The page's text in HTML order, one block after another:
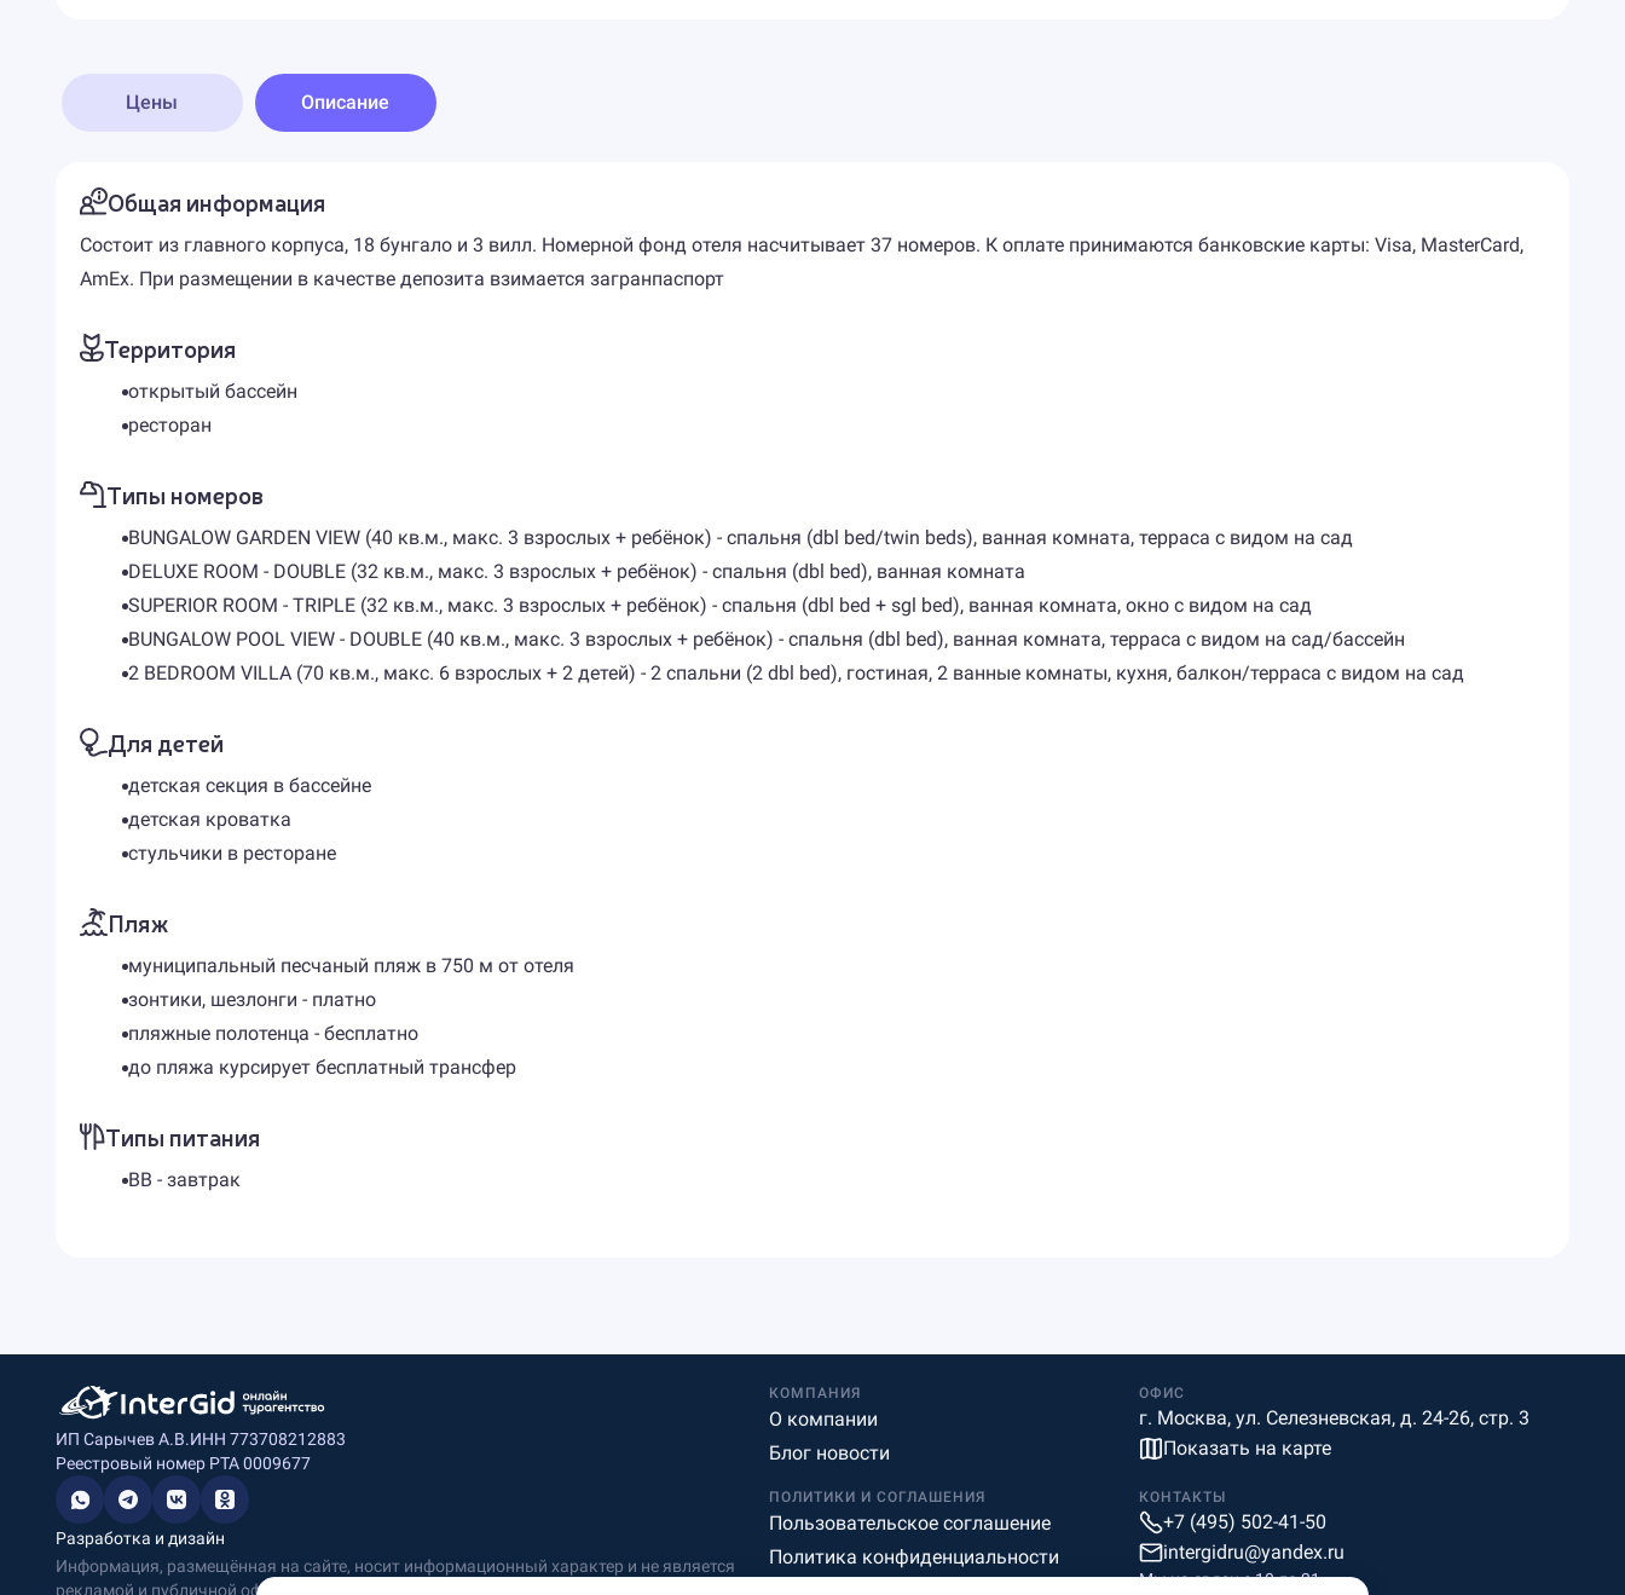
Цены Описание
Общая информация
Состоит из главного корпуса, 18 бунгало и 3 вилл. Номерной фонд отеля насчитывает 37 номеров. К оплате принимаются банковские карты: Visa, MasterCard,
AmEx. При размещении в качестве депозита взимается загранпаспорт
Территория
открытый бассейн
ресторан
Типы номеров
BUNGALOW GARDEN VIEW (40 кв.м., макс. 3 взрослых + ребёнок) - спальня (dbl bed/twin beds), ванная комната, терраса с видом на сад
DELUXE ROOM - DOUBLE (32 кв.м., макс. 3 взрослых + ребёнок) - спальня (dbl bed), ванная комната
SUPERIOR ROOM - TRIPLE (32 кв.м., макс. 3 взрослых + ребёнок) - спальня (dbl bed + sgl bed), ванная комната, окно с видом на сад
BUNGALOW POOL VIEW - DOUBLE (40 кв.м., макс. 3 взрослых + ребёнок) - спальня (dbl bed), ванная комната, терраса с видом на сад/бассейн
2 BEDROOM VILLA (70 кв.м., макс. 6 взрослых + 2 детей) - 2 спальни (2 dbl bed), гостиная, 2 ванные комнаты, кухня, балкон/терраса с видом на сад
Для детей
детская секция в бассейне
детская кроватка
стульчики в ресторане
Пляж
муниципальный песчаный пляж в 750 м от отеля
зонтики, шезлонги - платно
пляжные полотенца - бесплатно
до пляжа курсирует бесплатный трансфер
Типы питания
BB - завтрак
ИП Сарычев А.В.ИНН 773708212883
Реестровый номер РТА 0009677
Разработка и дизайн
Информация, размещённая на сайте, носит информационный характер и не является
рекламой и публичной офертой.
КОМПАНИЯ
О компании
Блог новости
ОФИС
г. Москва, ул. Селезневская, д. 24-26, стр. 3
Показать на карте
ПОЛИТИКИ И СОГЛАШЕНИЯ
Пользовательское соглашение
Политика конфиденциальности
КОНТАКТЫ
+7 (495) 502-41-50
intergidru@yandex.ru
Мы на связи c 10 до 21